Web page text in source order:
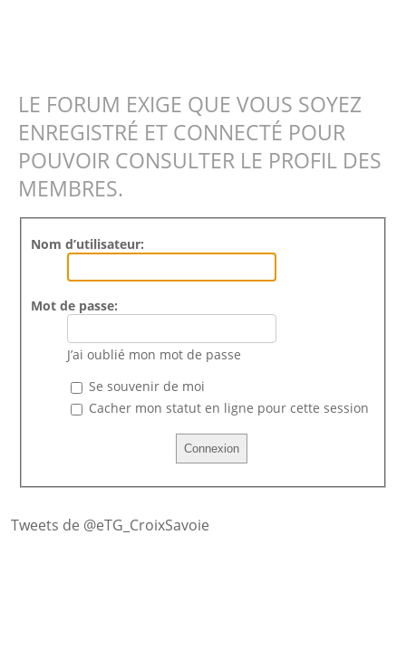
LE FORUM EXIGE QUE VOUS SOYEZ
ENREGISTRÉ ET CONNECTÉ POUR
POUVOIR CONSULTER LE PROFIL DES
MEMBRES.
Nom d’utilisateur:
Mot de passe:
J’ai oublié mon mot de passe
Se souvenir de moi
Cacher mon statut en ligne pour cette session
Tweets de @eTG_CroixSavoie